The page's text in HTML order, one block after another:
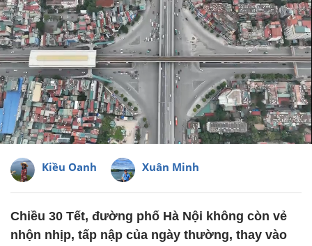
Kiều Oanh Xuân Minh
Chiều 30 Tết, đường phố Hà Nội không còn vẻ
nhộn nhịp, tấp nập của ngày thường, thay vào